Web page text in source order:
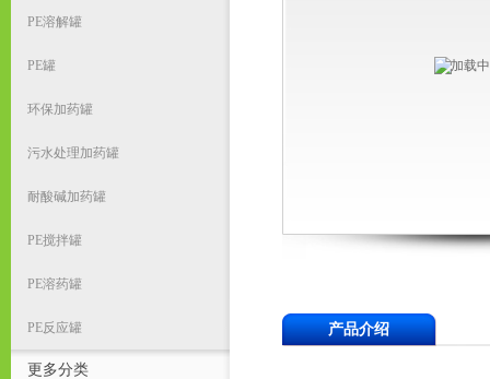
PE溶解罐
PE罐
环保加药罐
污水处理加药罐
耐酸碱加药罐
PE搅拌罐
PE溶药罐
PE反应罐
更多分类
产品介绍